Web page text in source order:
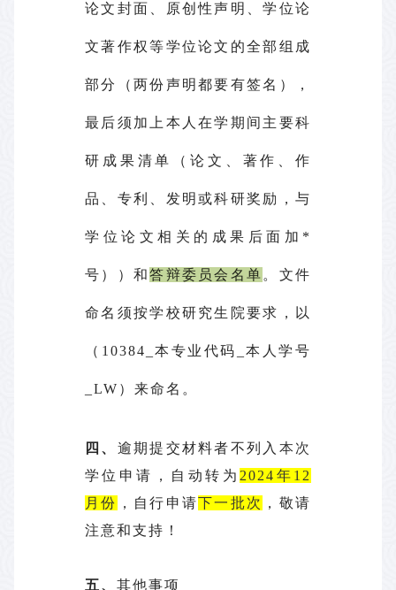
论文封面、原创性声明、学位论
文著作权等学位论文的全部组成
部分（两份声明都要有签名），
最后须加上本人在学期间主要科
研成果清单（论文、著作、作
品、专利、发明或科研奖励，与
学位论文相关的成果后面加*
号））和答辩委员会名单。文件
命名须按学校研究生院要求，以
（10384_本专业代码_本人学号
_LW）来命名。
四、 逾期提交材料者不列 入 本次
学位申请，自动转为2024年12
月份 ，自行申请 下一批次 ，敬请
注意和支持！
五、 其他事项